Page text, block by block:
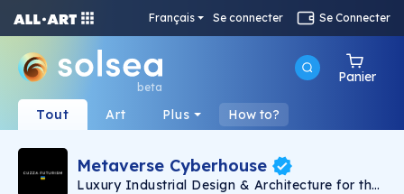
Français Se connecter Se Connecter
beta
Panier
Tout Art Plus How to?
Metaverse Cyberhouse
Luxury Industrial Design & Architecture for the